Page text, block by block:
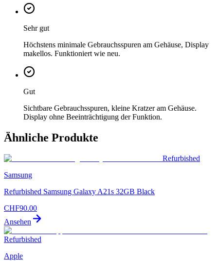
Sehr gut
Höchstens minimale Gebrauchsspuren am Gehäuse, Display
makellos. Funktioniert wie neu.
Gut
Sichtbare Gebrauchsspuren, kleine Kratzer am Gehäuse.
Display ohne Beeinträchtigung der Funktion.
Ähnliche Produkte
Refurbished
Samsung
Refurbished Samsung Galaxy A21s 32GB Black
CHF90.00
Ansehen
Refurbished
Apple